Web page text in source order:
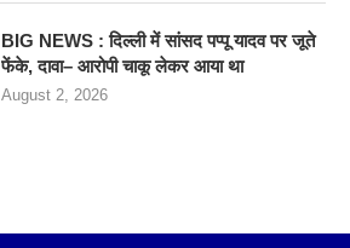
BIG NEWS : दिल्ली में सांसद पप्पू यादव पर जूते
फेंके, दावा– आरोपी चाकू लेकर आया था
August 2, 2026